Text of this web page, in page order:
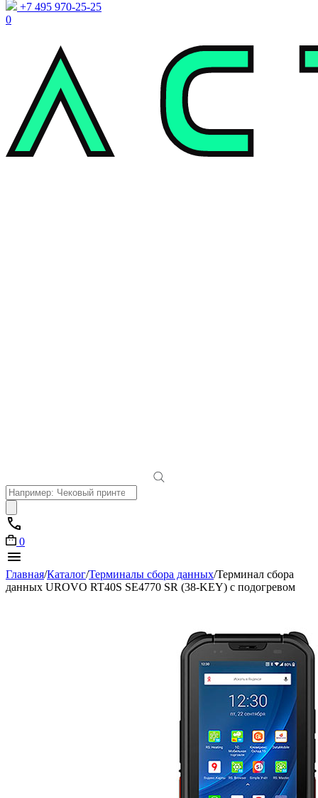
+7 495 970-25-25
0
Поиск
товаров
0
Главная/Каталог/Терминалы сбора данных/Терминал сбора
данных UROVO RT40S SE4770 SR (38-KEY) с подогревом